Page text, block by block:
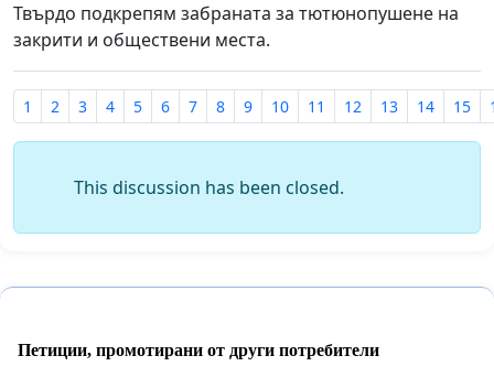
Твърдо подкрепям забраната за тютюнопушене на
закрити и обществени места.
1 2 3 4 5 6 7 8 9 10 11 12 13 14 15
This discussion has been closed.
Петиции, промотирани от други потребители